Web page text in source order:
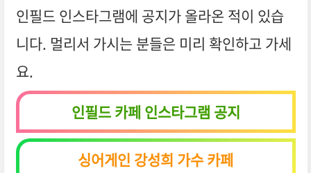
인필드 인스타그램에 공지가 올라온 적이 있습
니다. 멀리서 가시는 분들은 미리 확인하고 가세
요.
인필드 카페 인스타그램 공지
싱어게인 강성희 가수 카페